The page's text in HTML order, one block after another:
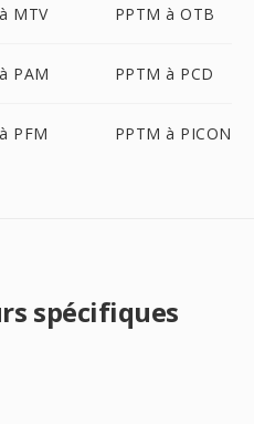
MTV PPTM à OTB
PAM PPTM à PCD
PFM PPTM à PICON
spécifiques